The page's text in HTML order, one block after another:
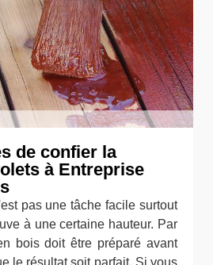
de confier la
à Entreprise
pas une tâche facile surtout
à une certaine hauteur. Par
bois doit être préparé avant
le résultat soit parfait. Si vous